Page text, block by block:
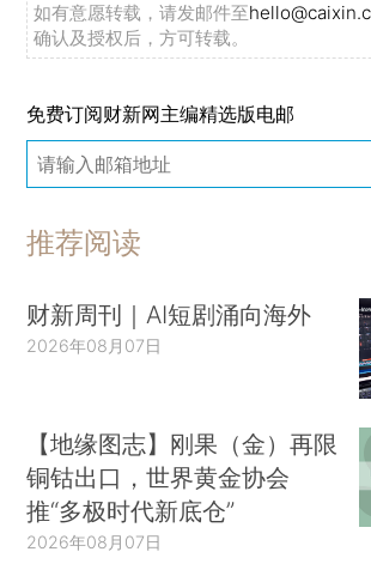
如有意愿转载，请发邮件至
确认及授权后，方可转载。
免费订阅财新网主编精选版电邮
推荐阅读
财新周刊｜AI短剧涌向海外
2026年08月07日
【地缘图志】刚果（金）再限
铜钴出口，世界黄金协会
推“多极时代新底仓”
2026年08月07日